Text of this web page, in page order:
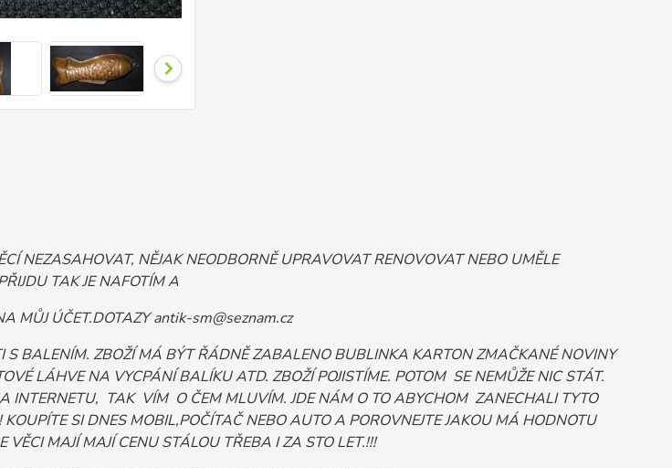
NEZASAHOVAT, NĚJAK NEODBORNĚ UPRAVOVAT RENOVOVAT NEBO UMĚLE
TAK JE NAFOTÍM A
MŮJ ÚČET.DOTAZY antik-sm@seznam.cz
S BALENÍM. ZBOŽÍ MÁ BÝT ŘÁDNĚ ZABALENO BUBLINKA KARTON ZMAČKANÉ NOVINY
LÁHVE NA VYCPÁNÍ BALÍKU ATD. ZBOŽÍ POJISTÍME. POTOM SE NEMŮŽE NIC STÁT.
INTERNETU, TAK VÍM O ČEM MLUVÍM. JDE NÁM O TO ABYCHOM ZANECHALI TYTO
KOUPÍTE SI DNES MOBIL,POČÍTAČ NEBO AUTO A POROVNEJTE JAKOU MÁ HODNOTU
VĚCI MAJÍ MAJÍ CENU STÁLOU TŘEBA I ZA STO LET.!!!